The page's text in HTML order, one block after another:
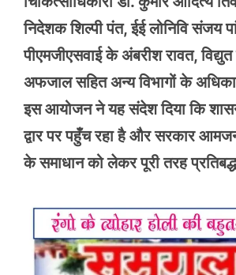
निदेशक शिल्पी पंत, ईई लोनिवि संजय
पीएमजीएसवाई के अंबरीश रावत, विद्युत
अफजाल सहित अन्य विभागों के
इस आयोजन ने यह संदेश दिया कि
द्वार पर पहुँच रहा है और सरकार
के समाधान को लेकर पूरी तरह